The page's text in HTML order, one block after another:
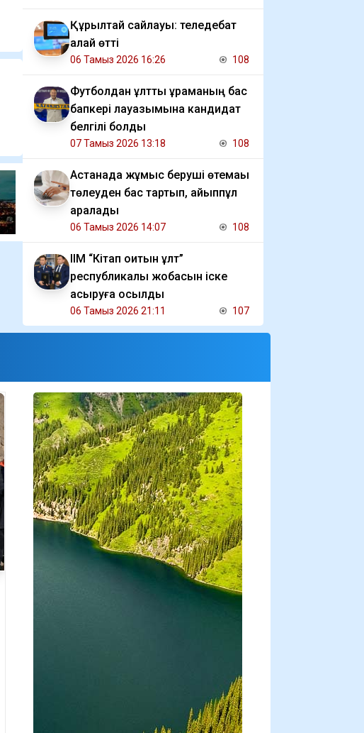
Құрылтай сайлауы: теледебат
қалай өтті
06 Тамыз 2026 16:26 108
Футболдан ұлттық құраманың бас
бапкері лауазымына кандидат
белгілі болды
07 Тамыз 2026 13:18 108
Астанада жұмыс беруші өтемақы
төлеуден бас тартып, айыппұл
арқалады
06 Тамыз 2026 14:07 108
ІІМ “Кітап оқитын ұлт”
республикалық жобасын іске
асыруға қосылды
06 Тамыз 2026 21:11 107